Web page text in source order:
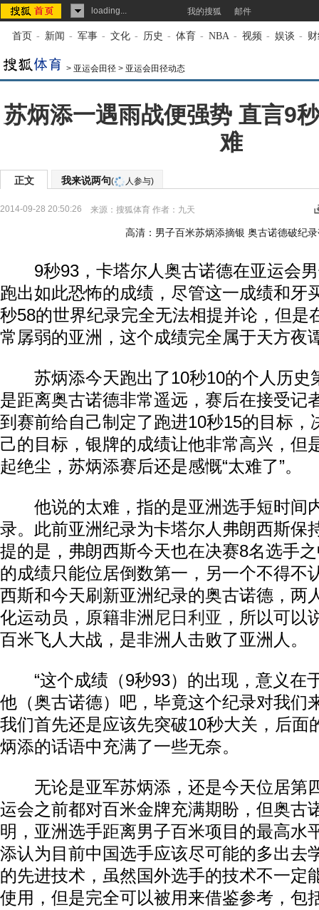
loading... 我的搜狐 邮件
首页 - 新闻 - 军事 - 文化 - 历史 - 体育 - NBA - 视频 - 娱谈 -
> 亚运会田径 > 亚运会田径动态
苏炳添一遇雨战便强势 直言9
难
正文 我来说两句( 人参与)
2014-09-28 20:50:26 来源： 搜狐体育 作者：九天
高清：男子百米苏炳添摘银 奥古诺德破纪
9秒93，卡塔尔人奥古诺德在亚运会男
跑出如此恐怖的成绩，尽管这一成绩和牙
秒58的世界纪录完全无法相提并论，但是
常孱弱的亚洲，这个成绩完全属于天方夜
苏炳添今天跑出了10秒10的个人历史
是距离奥古诺德非常遥远，赛后在接受记
到赛前给自己制定了跑进10秒15的目标，
己的目标，银牌的成绩让他非常高兴，但
起绝尘，苏炳添赛后还是感慨“太难了”。
他说的太难，指的是亚洲选手短时间
录。此前亚洲纪录为卡塔尔人弗朗西斯保
提的是，弗朗西斯今天也在决赛8名选手
的成绩只能位居倒数第一，另一个不得不
西斯和今天刷新亚洲纪录的奥古诺德，两
化运动员，原籍非洲 尼日利亚 ，所以可以
百米飞人大战，是非洲人击败了亚洲人。
“这个成绩（9秒93）的出现，意义在
他（奥古诺德）吧，毕竟这个纪录对我们
我们首先还是应该先突破10秒大关，后面
炳添的话语中充满了一些无奈。
无论是亚军苏炳添，还是今天位居第
运会之前都对百米金牌充满期盼，但奥古
明，亚洲选手距离男子百米项目的最高水
添认为目前中国选手应该尽可能的多出去
的先进技术，虽然国外选手的技术不一定
使用，但是完全可以被用来借鉴参考，包